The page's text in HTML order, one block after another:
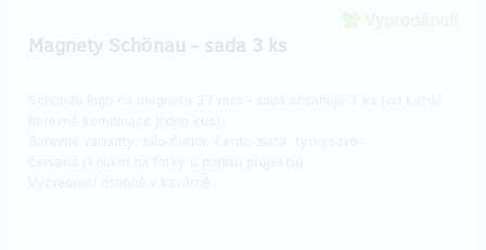
Magnety Schönau - sada 3 ks